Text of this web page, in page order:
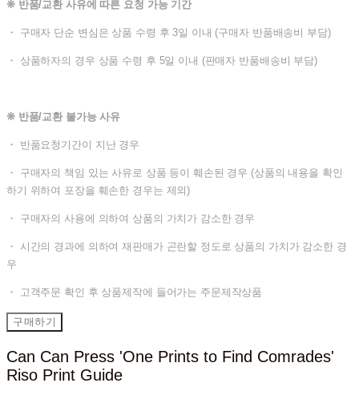
❊ 반품/교환 사유에 따른 요청 가능 기간
・ 구매자 단순 변심은 상품 수령 후 3일 이내 (구매자 반품배송비 부담)
・ 상품하자의 경우 상품 수령 후 5일 이내 (판매자 반품배송비 부담)
❊ 반품/교환 불가능 사유
・ 반품요청기간이 지난 경우
・ 구매자의 책임 있는 사유로 상품 등이 훼손된 경우 (상품의 내용을 확인
하기 위하여 포장을 훼손한 경우는 제외)
・ 구매자의 사용에 의하여 상품의 가치가 감소한 경우
・ 시간의 경과에 의하여 재판매가 곤란할 정도로 상품의 가치가 감소한 경
우
・ 고객주문 확인 후 상품제작에 들어가는 주문제작상품
구매하기
Can Can Press 'One Prints to Find Comrades'
Riso Print Guide